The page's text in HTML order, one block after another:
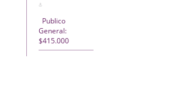
Publico
General:
$415.000